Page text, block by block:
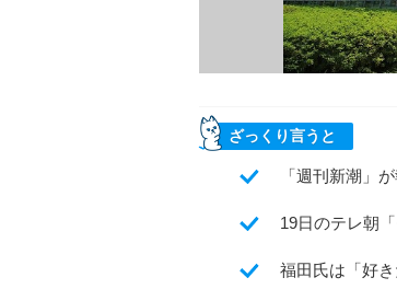
ざっくり言うと
「週刊新潮」
19日のテレ朝
福田氏は「好